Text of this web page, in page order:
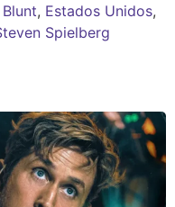
, Estados Unidos,
Spielberg